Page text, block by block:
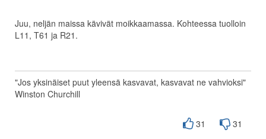
Juu, neljän maissa kävivät moikkaamassa. Kohteessa tuolloin
L11, T61 ja R21.
"Jos yksinäiset puut yleensä kasvavat, kasvavat ne vahvioksi"
Winston Churchill
31 31